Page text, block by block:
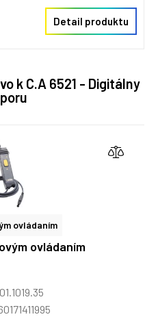
Detail produktu
k C.A 6521 - Digitálny
ovládaním
ovládaním